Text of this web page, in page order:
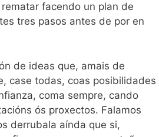
facendo un plan de
tres pasos antes de por en
de ideas que, amais de
case todas, coas posibilidades
coma sempre, cando
ós proxectos. Falamos
derrubala aínda que si,